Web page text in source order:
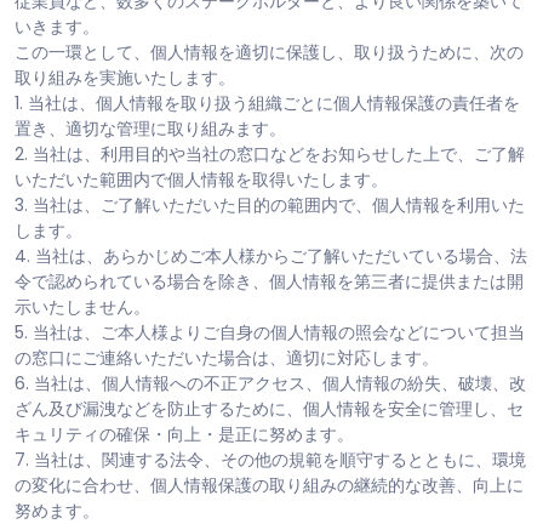
いきます。
この一環として、個人情報を適切に保護し、取り扱うために、次の
取り組みを実施いたします。
1. 当社は、個人情報を取り扱う組織ごとに個人情報保護の責任者を
置き、適切な管理に取り組みます。
2. 当社は、利用目的や当社の窓口などをお知らせした上で、ご了解
いただいた範囲内で個人情報を取得いたします。
3. 当社は、ご了解いただいた目的の範囲内で、個人情報を利用いた
します。
4. 当社は、あらかじめご本人様からご了解いただいている場合、法
令で認められている場合を除き、個人情報を第三者に提供または開
示いたしません。
5. 当社は、ご本人様よりご自身の個人情報の照会などについて担当
の窓口にご連絡いただいた場合は、適切に対応します。
6. 当社は、個人情報への不正アクセス、個人情報の紛失、破壊、改
ざん及び漏洩などを防止するために、個人情報を安全に管理し、セ
キュリティの確保・向上・是正に努めます。
7. 当社は、関連する法令、その他の規範を順守するとともに、環境
の変化に合わせ、個人情報保護の取り組みの継続的な改善、向上に
努めます。